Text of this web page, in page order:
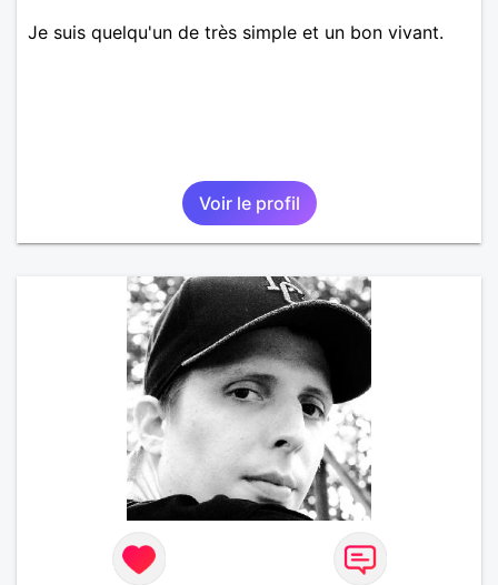
Je suis quelqu'un de très simple et un bon vivant.
Voir le profil